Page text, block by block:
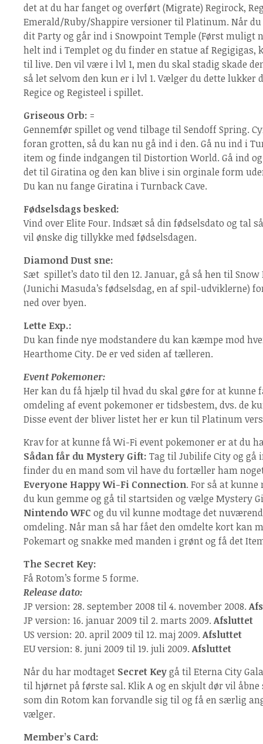
det at du har fanget og overført (Migrate) Regirock,
Emerald/Ruby/Shappire versioner til Platinum. Når
dit Party og går ind i Snowpoint Temple (Først muligt
helt ind i Templet og du finder en statue af Regigigas,
til live. Den vil være i lvl 1, men du skal stadig skade
så let selvom den kun er i lvl 1. Vælger du dette lukker
Regice og Registeel i spillet.
Griseous Orb: =
Gennemfør spillet og vend tilbage til Sendoff Spring.
foran grotten, så du kan nu gå ind i den. Gå nu ind i
item og finde indgangen til Distortion World. Gå ind
det til Giratina og den kan blive i sin orginale form
Du kan nu fange Giratina i Turnback Cave.
Fødselsdags besked:
Vind over Elite Four. Indsæt så din fødselsdato og tal
vil ønske dig tillykke med fødselsdagen.
Diamond Dust sne:
Sæt spillet’s dato til den 12. Januar, gå så hen til Snow
(Junichi Masuda’s fødselsdag, en af spil-udviklerne)
ned over byen.
Lette Exp.:
Du kan finde nye modstandere du kan kæmpe mod
Hearthome City. De er ved siden af tælleren.
Event Pokemoner:
Her kan du få hjælp til hvad du skal gøre for at kunne
omdeling af event pokemoner er tidsbestem, dvs. de
Disse event der bliver listet her er kun til Platinum
Krav for at kunne få Wi-Fi event pokemoner er at du
Sådan får du Mystery Gift: Tag til Jubilife City og gå
finder du en mand som vil have du fortæller ham
Everyone Happy Wi-Fi Connection. For så at kunne
du kun gemme og gå til startsiden og vælge Mystery
Nintendo WFC og du vil kunne modtage det
omdeling. Når man så har fået den omdelte kort kan
Pokemart og snakke med manden i grønt og få det
The Secret Key:
Få Rotom’s forme 5 forme.
Release dato:
JP version: 28. september 2008 til 4. november 2008.
JP version: 16. januar 2009 til 2. marts 2009. Afsluttet
US version: 20. april 2009 til 12. maj 2009. Afsluttet
EU version: 8. juni 2009 til 19. juli 2009. Afsluttet
Når du har modtaget Secret Keygå til Eterna City
til hjørnet på første sal. Klik A og en skjult dør vil
som din Rotom kan forvandle sig til og få en særlig
vælger.
Member’s Card: